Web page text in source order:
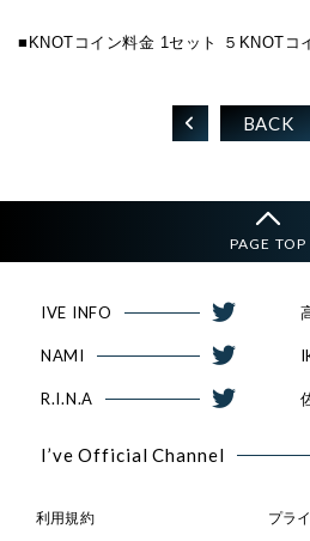
■KNOTコイン料金 1セット ５KNOTコ
BACK
PAGE TOP
IVE INFO
NAMI
R.I.N.A
I’ve Official Channel
利用規約 プラ